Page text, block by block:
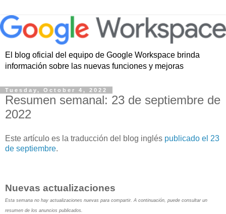
El blog oficial del equipo de Google Workspace brinda
información sobre las nuevas funciones y mejoras
Tuesday, October 4, 2022
Resumen semanal: 23 de septiembre de
2022
Este artículo es la traducción del blog inglés publicado el 23
de septiembre.
Nuevas actualizaciones
Esta semana no hay actualizaciones nuevas para compartir. A continuación, puede consultar un
resumen de los anuncios publicados.